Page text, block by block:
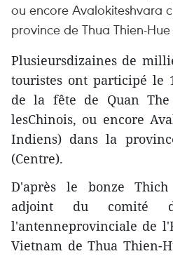
ou encore Avalokiteshvara
province de Thua Thien-
Plusieursdizaines de
touristes ont participé le
de la fête de Quan The
lesChinois, ou encore
Indiens) dans la
(Centre).
D'après le bonze Thich
adjoint du comité
l'antenneprovinciale de
Vietnam de Thua Thien-